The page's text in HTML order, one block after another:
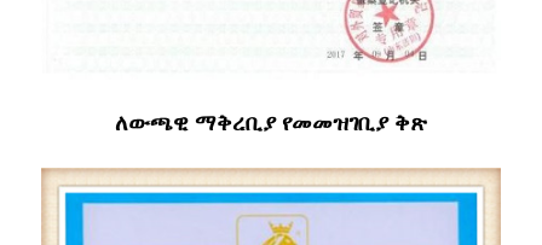
ለውጫዊ ማቅረቢያ የመመዝገቢያ ቅጽ